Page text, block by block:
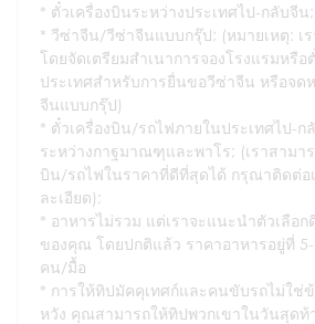
ตั๋วเครื่องบินระหว่างประเทศไป-กลับจีน;
วีซ่าจีน/วีซ่าจีนแบบกรุ๊ป; (หมายเหตุ: เ
โดยจัดเตรียมสำเนาการจองโรงแรมหรือ
ประเทศสำหรับการยื่นขอวีซ่าจีน หรือจด
จีนแบบกรุ๊ป)
ตั๋วเครื่องบิน/รถไฟภายในประเทศไป-ก
ระหว่างกาฐมาณฑุและพาโร; (เราสามา
บิน/รถไฟในราคาที่ดีที่สุดได้ กรุณาติดต่อ
ละเอียด);
อาหารไม่รวม แต่เราจะแนะนำตัวเลือ
ของคุณ โดยปกติแล้ว ราคาอาหารอยู่ที่
คน/มื้อ
การให้ทิปมัคคุเทศก์และคนขับรถไม่ใช่
หวัง คุณสามารถให้ทิปพวกเขาในวันสุดท้